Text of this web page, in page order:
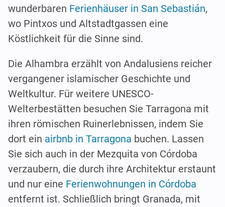
wunderbaren Ferienhäuser in San Sebastián,
wo Pintxos und Altstadtgassen eine
Köstlichkeit für die Sinne sind.
Die Alhambra erzählt von Andalusiens reicher
vergangener islamischer Geschichte und
Weltkultur. Für weitere UNESCO-
Welterbestätten besuchen Sie Tarragona mit
ihren römischen Ruinerlebnissen, indem Sie
dort ein airbnb in Tarragona buchen. Lassen
Sie sich auch in der Mezquita von Córdoba
verzaubern, die durch ihre Architektur erstaunt
und nur eine Ferienwohnungen in Córdoba
entfernt ist. Schließlich bringt Granada, mit